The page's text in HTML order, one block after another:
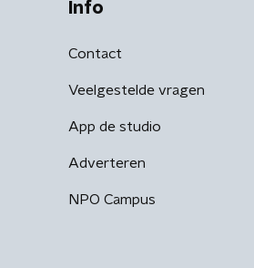
Info
Contact
Veelgestelde vragen
App de studio
Adverteren
NPO Campus